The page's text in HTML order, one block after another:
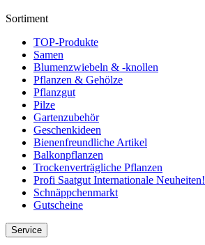
Sortiment
TOP-Produkte
Samen
Blumenzwiebeln & -knollen
Pflanzen & Gehölze
Pflanzgut
Pilze
Gartenzubehör
Geschenkideen
Bienenfreundliche Artikel
Balkonpflanzen
Trockenverträgliche Pflanzen
Profi Saatgut Internationale Neuheiten!
Schnäppchenmarkt
Gutscheine
Service